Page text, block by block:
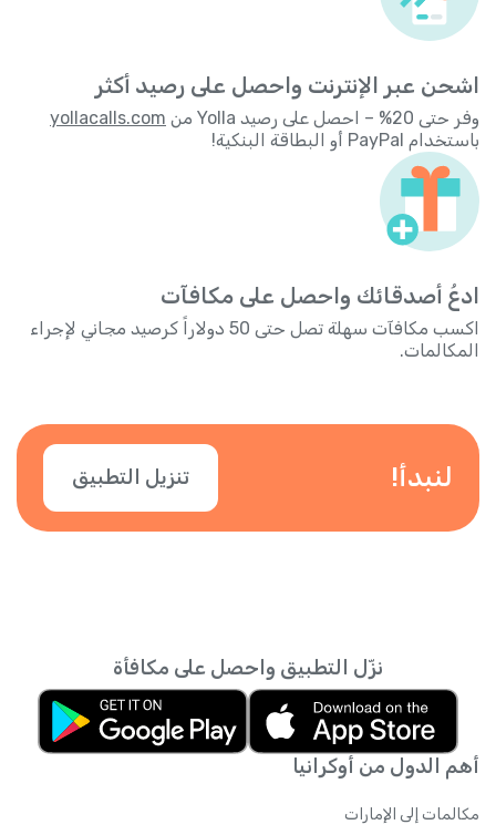
اشحن عبر الإنترنت واحصل على رصيد أكثر
وفر حتى 20% – احصل على رصيد Yolla من
yollacalls.com
باستخدام PayPal أو البطاقة البنكية!
ادعُ أصدقائك واحصل على مكافآت
اكسب مكافآت سهلة تصل حتى 50 دولاراً كرصيد مجاني لإجراء
المكالمات.
لنبدأ! تنزيل التطبيق
أهم الدول من أوكرانيا
مكالمات إلى الإمارات
نزّل التطبيق واحصل على مكافأة